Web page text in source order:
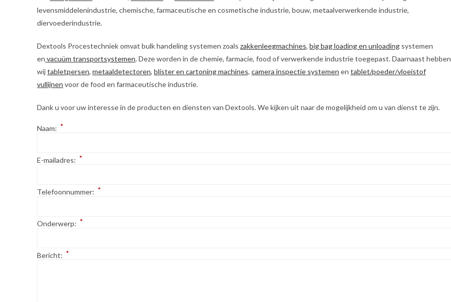
levensmiddelenindustrie, chemische, farmaceutische en cosmetische industrie, bouw, metaalverwerkende industrie,
diervoederindustrie.
Dextools Procestechniek omvat bulk handeling systemen zoals zakkenleegmachines, big bag loading en unloading systemen
en vacuüm transportsystemen. Deze worden in de chemie, farmacie, food of verwerkende industrie toegepast. Daarnaast hebben
wijtabletpersen, metaaldetectoren, blister en cartoning machines, camera inspectie systemen en tablet/poeder/vloeistof
vullijnen voor de food en farmaceutische industrie.
Dank u voor uw interesse in de producten en diensten van Dextools. We kijken uit naar de mogelijkheid om u van dienst te zijn.
Naam: *
E-mailadres: *
Telefoonnummer: *
Onderwerp: *
Bericht: *